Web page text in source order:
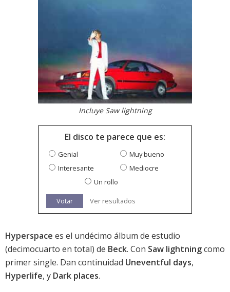
Incluye Saw lightning
El disco te parece que es:
Genial
Muy bueno
Interesante
Mediocre
Un rollo
Votar Ver resultados
Hyperspace es el undécimo álbum de estudio
(decimocuarto en total) de Beck. Con Saw lightningcomo
primer single. Dan continuidad Uneventful days,
Hyperlife, y Dark places.